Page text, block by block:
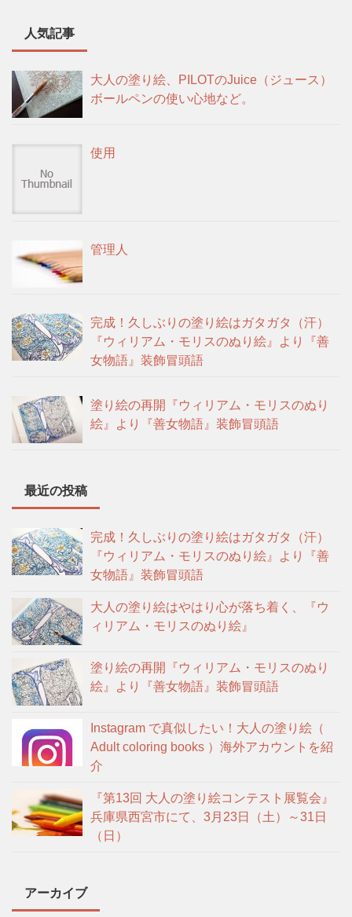
人気記事
大人の塗り絵、PILOTのJuice（ジュース）
ボールペンの使い心地など。
使用
管理人
完成！久しぶりの塗り絵はガタガタ（汗）
『ウィリアム・モリスのぬり絵』より『善
女物語』装飾冒頭語
塗り絵の再開『ウィリアム・モリスのぬり
絵』より『善女物語』装飾冒頭語
最近の投稿
完成！久しぶりの塗り絵はガタガタ（汗）
『ウィリアム・モリスのぬり絵』より『善
女物語』装飾冒頭語
大人の塗り絵はやはり心が落ち着く、『ウ
ィリアム・モリスのぬり絵』
塗り絵の再開『ウィリアム・モリスのぬり
絵』より『善女物語』装飾冒頭語
Instagram で真似したい！大人の塗り絵（
Adult coloring books ）海外アカウントを紹
介
『第13回 大人の塗り絵コンテスト展覧会』
兵庫県西宮市にて、3月23日（土）～31日
（日）
アーカイブ